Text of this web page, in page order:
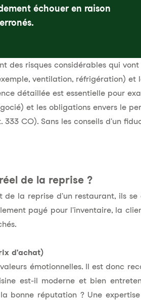
échouer en raison
des risques considérables qui
ventilation, réfrigération) et
détaillée est essentielle pour
et les obligations envers le
CO). Sans les conseils d'un
de la reprise ?
la reprise d'un restaurant, ils se
payé pour l'inventaire, la
d'achat)
émotionnelles. Il est donc
est-il moderne et bien
bonne réputation ? Une